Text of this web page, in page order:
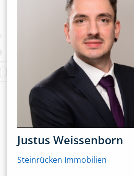
Justus Weissenborn
Steinrücken Immobilien